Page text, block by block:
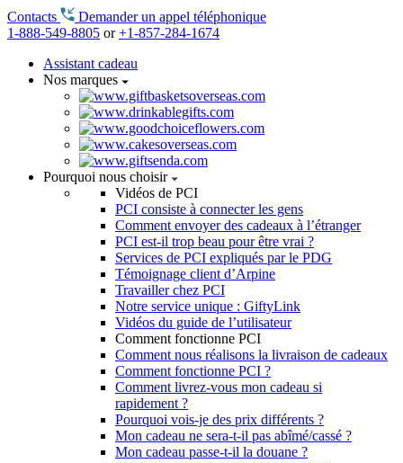
Contacts
Demander un appel téléphonique
1-888-549-8805 or+1-857-284-1674
Assistant cadeau
Nos marques
Pourquoi nous choisir
Vidéos de PCI
PCI consiste à connecter les gens
Comment envoyer des cadeaux à l’étranger
PCI est-il trop beau pour être vrai ?
Services de PCI expliqués par le PDG
Témoignage client d’Arpine
Travailler chez PCI
Notre service unique : GiftyLink
Vidéos du guide de l’utilisateur
Comment fonctionne PCI
Comment nous réalisons la livraison de cadeaux
Comment fonctionne PCI ?
Comment livrez-vous mon cadeau si
rapidement ?
Pourquoi vois-je des prix différents ?
Mon cadeau ne sera-t-il pas abîmé/cassé ?
Mon cadeau passe-t-il la douane ?